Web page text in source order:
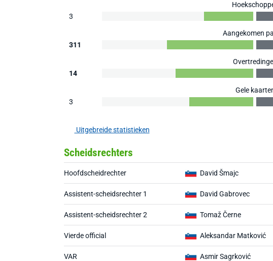
3
Aangekomen
311
14
Gele
3
Uitgebreide statistieken
Scheidsrechters
Hoofdscheidrechter David Šmajc
Assistent-scheidsrechter 1 David Gabrovec
Assistent-scheidsrechter 2 Tomaž Černe
Vierde official Aleksandar Matković
VAR Asmir Sagrković